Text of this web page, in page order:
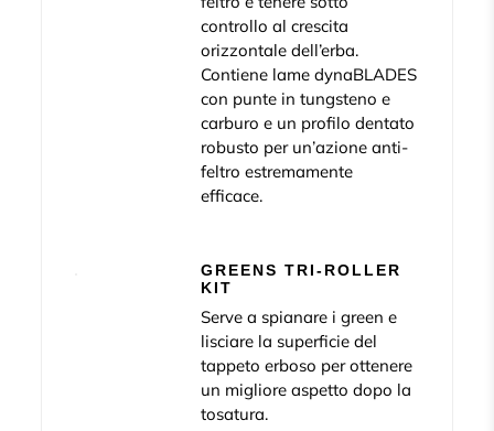
controllo al crescita
orizzontale dell’erba.
Contiene lame dynaBLADES
con punte in tungsteno e
carburo e un profilo dentato
robusto per un’azione anti-
feltro estremamente
efficace.
GREENS TRI-ROLLER
KIT
Serve a spianare i green e
lisciare la superficie del
tappeto erboso per ottenere
un migliore aspetto dopo la
tosatura.